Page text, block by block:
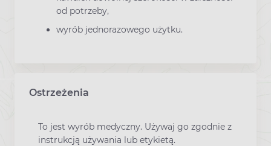
od potrzeby,
wyrób jednorazowego użytku.
Ostrzeżenia
To jest wyrób medyczny. Używaj go zgodnie z
instrukcją używania lub etykietą.